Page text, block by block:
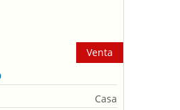
Venta
Casa